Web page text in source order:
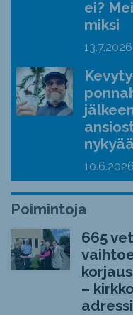
ei?
miksi
13.7.2026
10.6.2026
Poimintoja
665
–
adressi